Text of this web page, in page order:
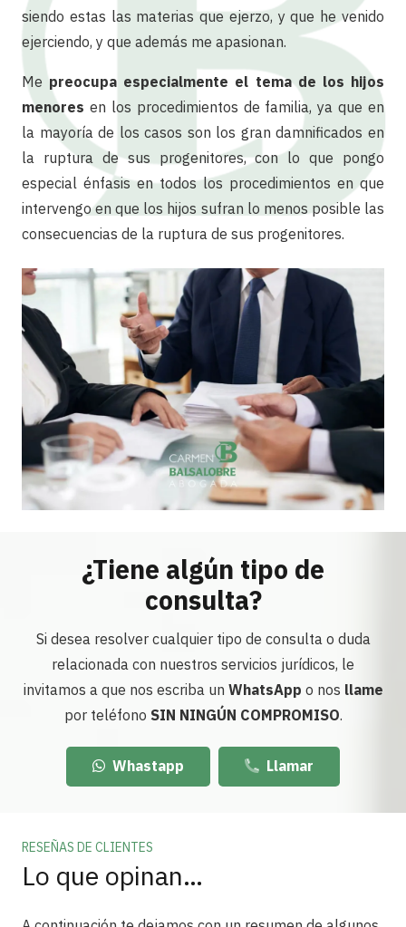
siendo estas las materias que ejerzo, y que he venido
ejerciendo, y que además me apasionan.
Me preocupa especialmente el tema de los hijos
menores en los procedimientos de familia, ya que en
la mayoría de los casos son los gran damnificados en
la ruptura de sus progenitores, con lo que pongo
especial énfasis en todos los procedimientos en que
intervengo en que los hijos sufran lo menos posible las
consecuencias de la ruptura de sus progenitores.
¿Tiene algún tipo de
consulta?
Si desea resolver cualquier tipo de consulta o duda
relacionada con nuestros servicios jurídicos, le
invitamos a que nos escriba un WhatsApp o nos llame
por teléfono SIN NINGÚN COMPROMISO.
Whastapp Llamar
RESEÑAS DE CLIENTES
Lo que opinan…